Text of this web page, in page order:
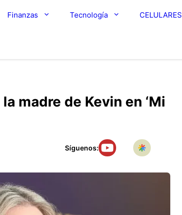
Finanzas Tecnología CELULARES
madre de Kevin en ‘Mi
Síguenos: